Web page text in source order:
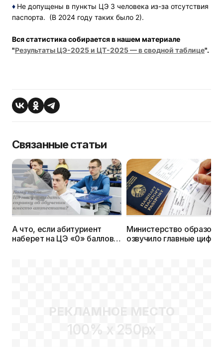
♦ Не допущены в пункты ЦЭ 3 человека из-за отсутствия
паспорта. (В 2024 году таких было 2).
Вся статистика собирается в нашем материале
"Результаты ЦЭ-2025 и ЦТ-2025 — в сводной таблице".
Связанные статьи
А что, если абитуриент
наберет на ЦЭ «0» баллов?
Министерство
озвучило главные
РЕКЛАМНОЕ МЕСТО
100% x 250px